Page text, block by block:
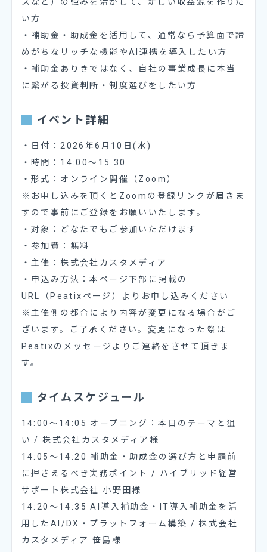
スなど）の強みを活かして、新しい収益源を作りた
い方
・補助金・助成金を活用して、通常なら予算面で諦
めがちなリッチな機能やAI連携を導入したい方
・補助金ありきではなく、自社の事業成長に本当
に繋がる投資判断・制度選びをしたい方
イベント詳細
・日付：2026年6月10日(水)
・時間：14:00～15:30
・形式：オンライン開催（Zoom）
※お申し込みを頂くとZoomの登録リンクが届きま
すので事前にご登録をお願いいたします。
・対象：どなたでもご参加いただけます
・参加費：無料
・主催：株式会社カスタメディア
・申込み方法：本ページ下部に掲載の
URL（Peatixページ）よりお申し込みください
※主催側の都合により内容が変更になる場合がご
ざいます。ご了承ください。変更になった際は
Peatixのメッセージよりご連絡をさせて頂きま
す。
タイムスケジュール
14:00〜14:05 オープニング：本日のテーマと狙
い / 株式会社カスタメディア様
14:05〜14:20 補助金・助成金の選び方と申請前
に押さえるべき実務ポイント / ハイブリッド経営
サポート株式会社 小野田様
14:20〜14:35 AI導入補助金・IT導入補助金を活
用したAI/DX・プラットフォーム構築 / 株式会社
カスタメディア 笹島様